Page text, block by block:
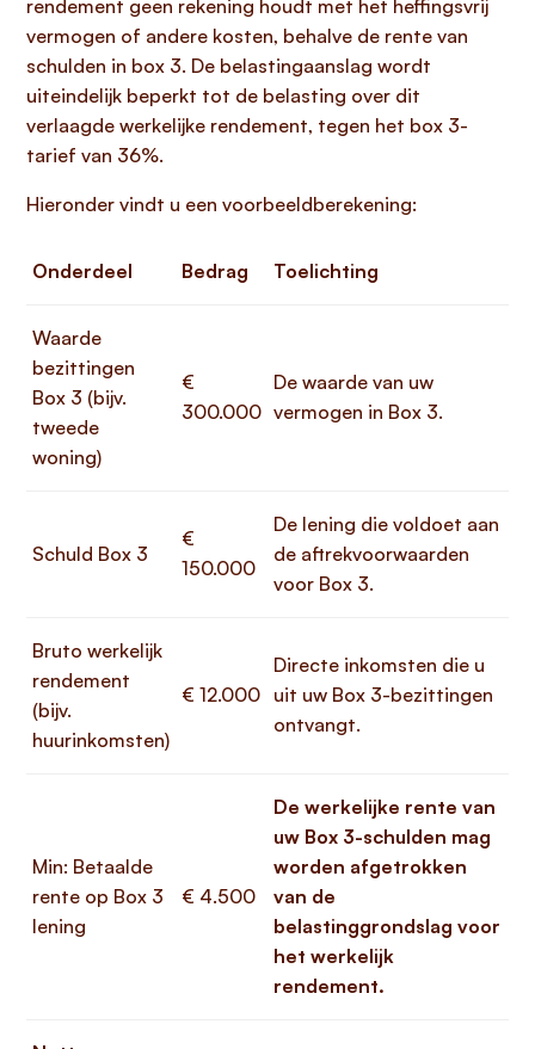
rendement geen rekening houdt met het heffingsvrij
vermogen of andere kosten, behalve de rente van
schulden in box 3. De belastingaanslag wordt
uiteindelijk beperkt tot de belasting over dit
verlaagde werkelijke rendement, tegen het box 3-
tarief van 36%.
Hieronder vindt u een voorbeeldberekening:
Onderdeel Bedrag Toelichting
Waarde
bezittingen
Box 3 (bijv.
tweede
woning)
€
300.000
De waarde van uw
vermogen in Box 3.
Schuld Box 3
€
150.000
De lening die voldoet aan
de aftrekvoorwaarden
voor Box 3.
Bruto werkelijk
rendement
(bijv.
huurinkomsten)
€ 12.000
Directe inkomsten die u
uit uw Box 3-bezittingen
ontvangt.
Min: Betaalde
rente op Box 3
lening
€ 4.500
De werkelijke rente van
uw Box 3-schulden mag
worden afgetrokken
van de
belastinggrondslag voor
het werkelijk
rendement.